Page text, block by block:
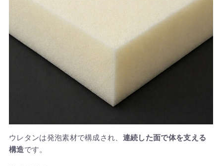
ウレタンは発泡素材で構成され、 連続した面で体を支える
構造です。